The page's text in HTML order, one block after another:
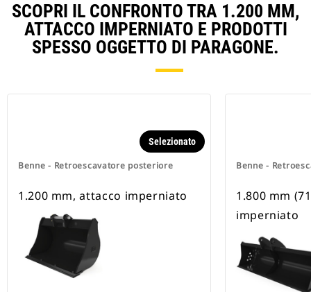
SCOPRI IL CONFRONTO TRA 1.200 MM,
ATTACCO IMPERNIATO E PRODOTTI
SPESSO OGGETTO DI PARAGONE.
Benne - Retroescavatore posteriore
Selezionato
1.200 mm, attacco imperniato
Benne -
1.800 mm
imperniato